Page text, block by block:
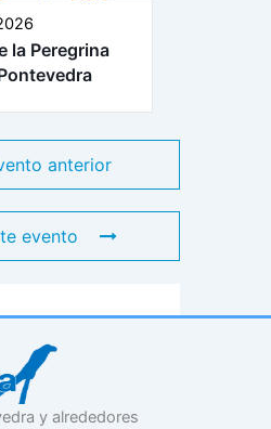
la Peregrina
anterior
evento
y alrededores